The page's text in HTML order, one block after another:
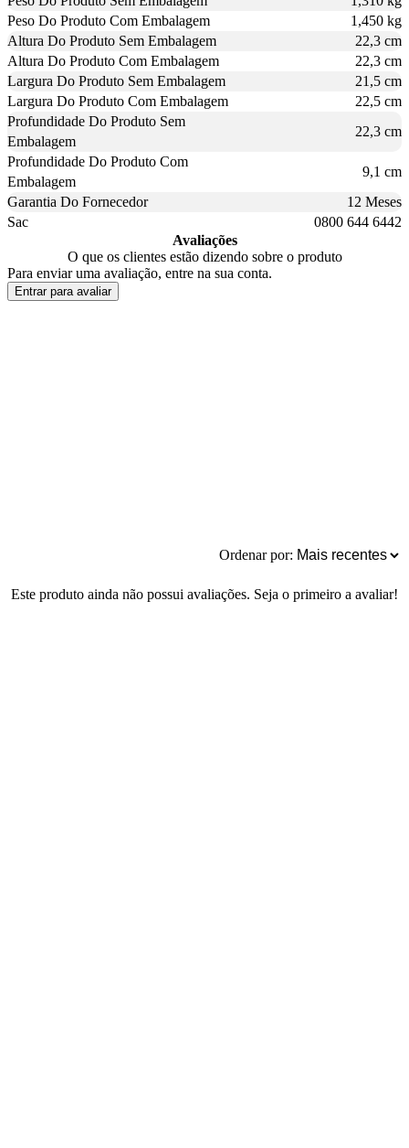
Peso Do Produto Com Embalagem
1,450 kg
Altura Do Produto Sem Embalagem
22,3 cm
Altura Do Produto Com Embalagem
22,3 cm
Largura Do Produto Sem Embalagem
21,5 cm
Largura Do Produto Com Embalagem
22,5 cm
Profundidade Do Produto Sem
Embalagem
22,3 cm
Profundidade Do Produto Com
Embalagem
9,1 cm
Garantia Do Fornecedor
12 Meses
Sac
0800 644 6442
Avaliações
O que os clientes estão dizendo sobre o produto
Para enviar uma avaliação, entre na sua conta.
Entrar para avaliar
Ordenar por:
Este produto ainda não possui avaliações. Seja o primeiro a avaliar!